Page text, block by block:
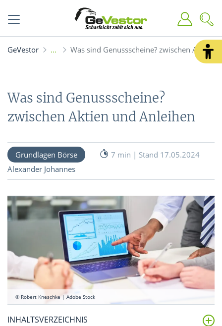
GeVestor Was sind Genussscheine? zwischen Aktien
Was sind Genussscheine?
zwischen Aktien und Anleihen
Grundlagen Börse
7 min | Stand 17.05.2024
Alexander Johannes
© Robert Kneschke | Adobe Stock
INHALTSVERZEICHNIS